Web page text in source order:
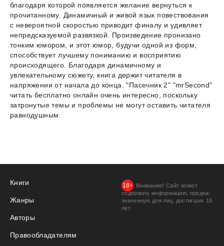
благодаря которой появляется желание вернуться к
прочитанному. Динамичный и живой язык повествования
с невероятной скоростью приводит финалу и удивляет
непредсказуемой развязкой. Произведение пронизано
тонким юмором, и этот юмор, будучи одной из форм,
способствует лучшему пониманию и восприятию
происходящего. Благодаря динамичному и
увлекательному сюжету, книга держит читателя в
напряжении от начала до конца. "Пасечник 2" "mrSecond"
читать бесплатно онлайн очень интересно, поскольку
затронутые темы и проблемы не могут оставить читателя
равнодушным.
Книги
Жанры
Авторы
Правообладателям
Внимание! Сайт может
содержать информацию, предна­
значенную для лиц, дости­гших 18
лет.